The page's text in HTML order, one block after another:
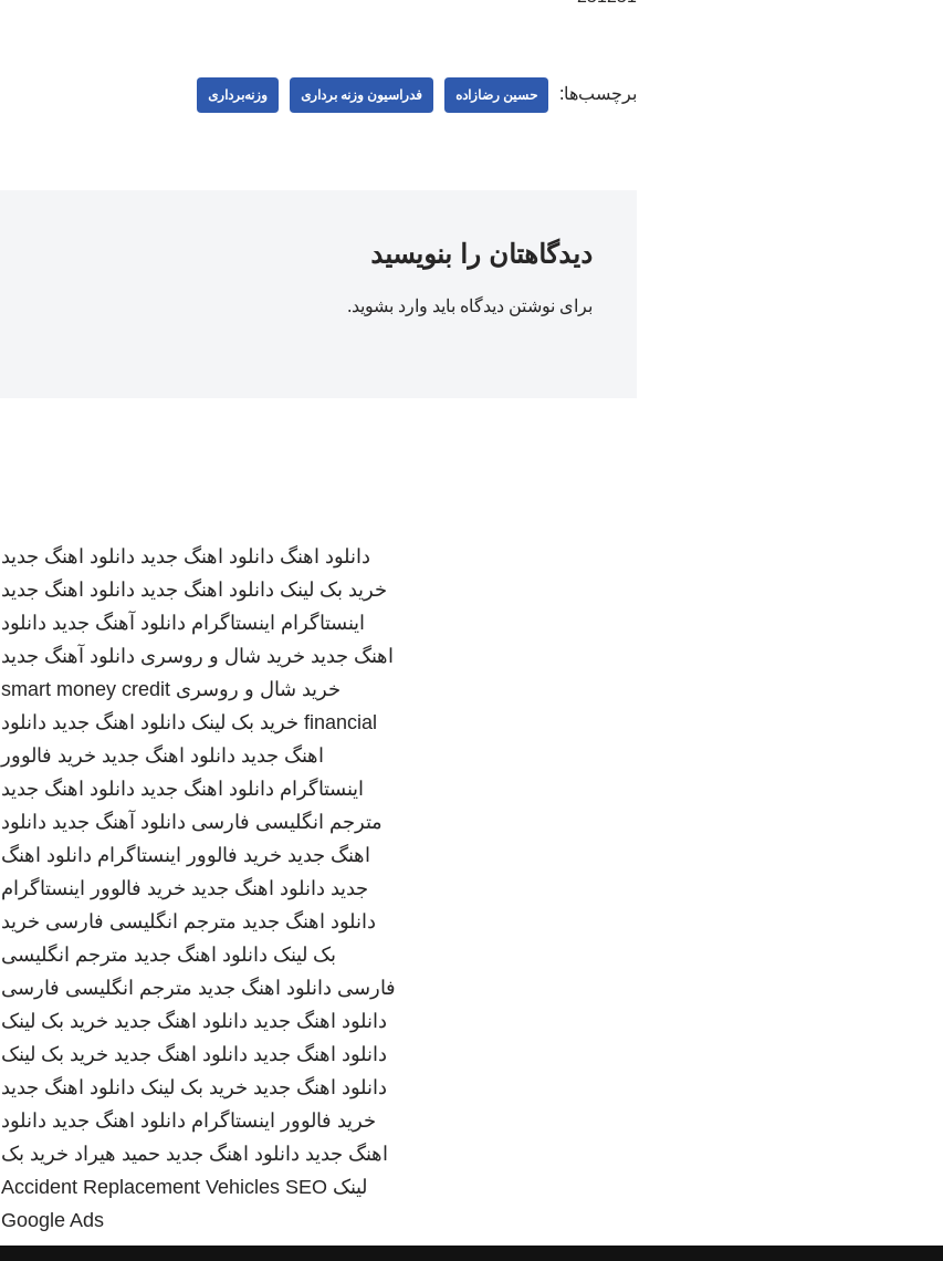
برچسب‌ها: حسین رضازاده فدراسیون وزنه برداری وزنه‌برداری
دیدگاهتان را بنویسید
برای نوشتن دیدگاه باید وارد بشوید.
دانلود اهنگ دانلود اهنگ جدید دانلود اهنگ جدید
خرید بک لینک دانلود اهنگ جدید دانلود اهنگ جدید
اینستاگرام اینستاگرام دانلود آهنگ جدید دانلود
اهنگ جدید خرید شال و روسری دانلود آهنگ جدید
خرید شال و روسری smart money credit
financial خرید بک لینک دانلود اهنگ جدید دانلود
اهنگ جدید دانلود اهنگ جدید خرید فالوور
اینستاگرام دانلود اهنگ جدید دانلود اهنگ جدید
مترجم انگلیسی فارسی دانلود آهنگ جدید دانلود
اهنگ جدید خرید فالوور اینستاگرام دانلود اهنگ
جدید دانلود اهنگ جدید خرید فالوور اینستاگرام
دانلود اهنگ جدید مترجم انگلیسی فارسی خرید
بک لینک دانلود اهنگ جدید مترجم انگلیسی
فارسی دانلود اهنگ جدید مترجم انگلیسی فارسی
دانلود اهنگ جدید دانلود اهنگ جدید خرید بک لینک
دانلود اهنگ جدید دانلود اهنگ جدید خرید بک لینک
دانلود اهنگ جدید خرید بک لینک دانلود اهنگ جدید
خرید فالوور اینستاگرام دانلود اهنگ جدید دانلود
اهنگ جدید دانلود اهنگ جدید حمید هیراد خرید بک
لینک
Accident Replacement Vehicles SEO
Google Ads